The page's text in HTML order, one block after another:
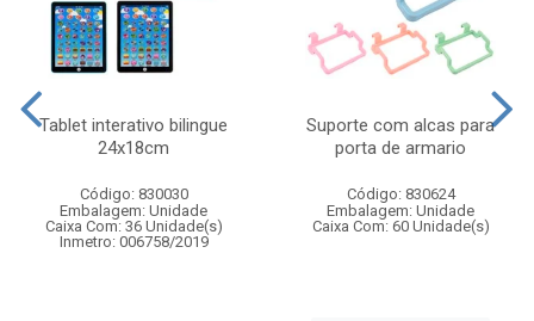
Tablet interativo bilingue
24x18cm
Código: 830030
Embalagem: Unidade
Caixa Com: 36 Unidade(s)
Inmetro: 006758/2019
Suporte com alcas para
porta de armario
Código: 830624
Embalagem: Unidade
Caixa Com: 60 Unidade(s)